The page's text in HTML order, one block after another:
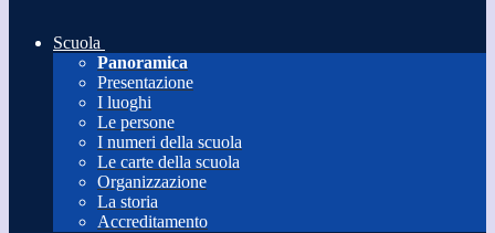
Scuola
Panoramica
Presentazione
I luoghi
Le persone
I numeri della scuola
Le carte della scuola
Organizzazione
La storia
Accreditamento